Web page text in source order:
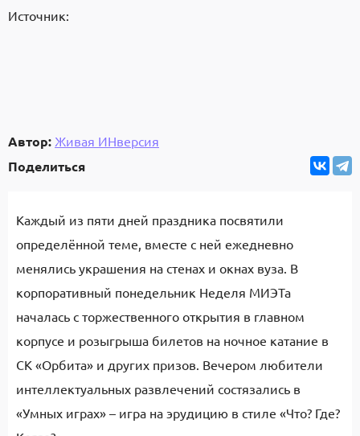
Источник:
Автор: Живая ИНверсия
Поделиться
Каждый из пяти дней праздника посвятили
определённой теме, вместе с ней ежедневно
менялись украшения на стенах и окнах вуза. В
корпоративный понедельник Неделя МИЭТа
началась с торжественного открытия в главном
корпусе и розыгрыша билетов на ночное катание в
СК «Орбита» и других призов. Вечером любители
интеллектуальных развлечений состязались в
«Умных играх» – игра на эрудицию в стиле «Что? Где?